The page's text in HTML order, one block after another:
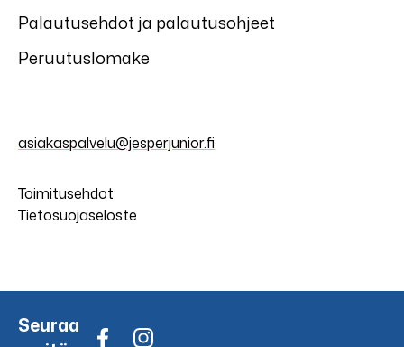
Palautusehdot ja palautusohjeet
Peruutuslomake
asiakaspalvelu@jesperjunior.fi
Toimitusehdot
Tietosuojaseloste
Seuraa